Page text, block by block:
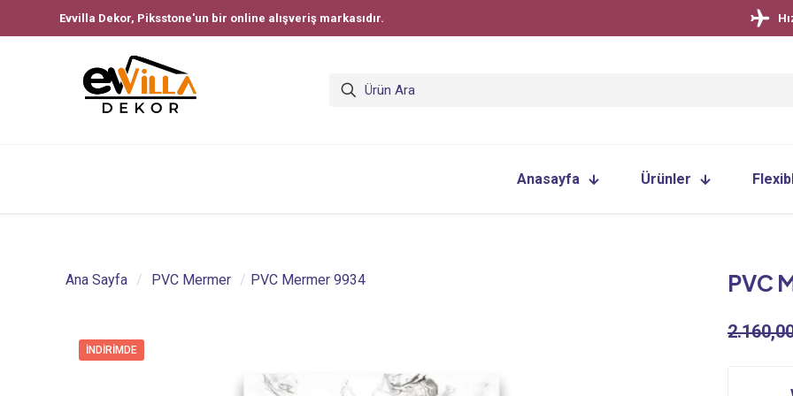
Evvilla Dekor, Piksstone'un bir online alışveriş markasıdır.
Anasayfa Ürünler
Ana Sayfa / PVC Mermer / PVC Mermer 9934
İNDIRIMDE
PVC